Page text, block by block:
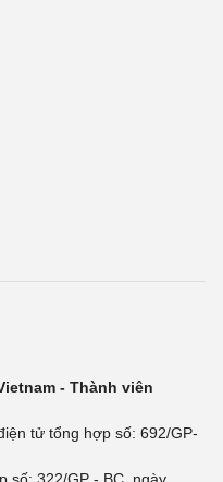
- Thành viên
tử tổng hợp số: 692/GP-